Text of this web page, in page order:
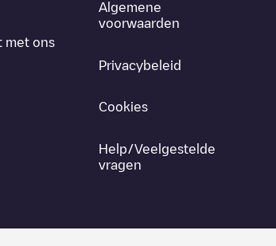
met ons
Algemene
voorwaarden
Privacybeleid
Cookies
Help/Veelgestelde
vragen